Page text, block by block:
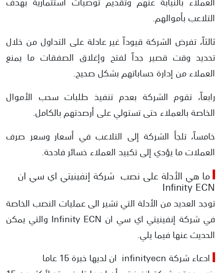
التلاعب بأموالهم.
ثالثاً، تفرض الشركة قيوداً غير عادلة على التداول من خلال
تحديد وقت قصير جداً لفتح وإغلاق الصفقات ما يمنع
العملاء من إدارة حساباتهم بشكل صحيح.
رابعاً، تقوم الشركة بعدم تنفيذ طلبات سحب الأموال
الخاصة بالعملاء حتى تستولي على أرصدتهم بالكامل.
خامساً، تلجأ الشركة إلى التلاعب في أسعار وسعر صرف
العملات ما يؤدي إلى تكبيد العملاء خسائر فادحة.
ما هي الأدلة على نصب شركة إنفينيتي اي سي ان
Infinity ECN
توجد العديد من الأدلة التي تشير الى عمليات النصب الخاصة
في شركة إنفينيتي اي سي ان Infinity ECN والتي يمكن
الحديث عنها فيما يلي.
ادعاء شركة infinityecn ان لديها خبرة 15 عاما